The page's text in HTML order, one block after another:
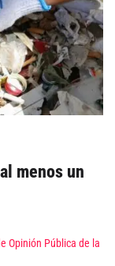
menos un
Opinión Pública de la